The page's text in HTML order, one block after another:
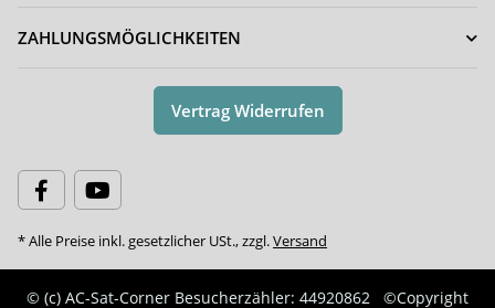
ZAHLUNGSMÖGLICHKEITEN
Vertrag Widerrufen
* Alle Preise inkl. gesetzlicher USt., zzgl.Versand
© (c) AC-Sat-Corner Besucherzähler: 44920862 ©Copyright